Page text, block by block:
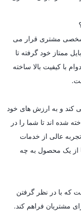
شخصی مشتری قرار می
ممتاز خود گرفته تا
با کیفیت بالا ساخته
کند و به ارزش های خود
شده اند تا شما را در
عالی از خدمات
از یک محصول به چه
که با در نظر گرفتن
مشتریان فراهم کند.